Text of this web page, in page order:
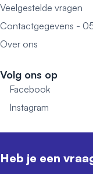
Veelgestelde vragen
Contactgegevens -
Over ons
Volg ons op
Facebook
Instagram
Heb je een